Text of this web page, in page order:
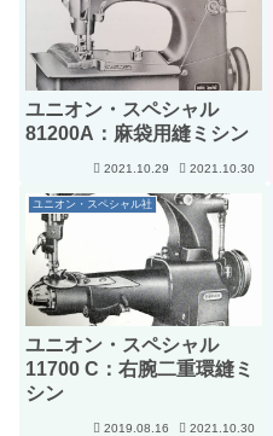
ユニオン・スペシャル
81200A：麻袋用縫ミシン
2021.10.29 2021.10.30
ユニオン・スペシャル社
ユニオン・スペシャル
11700 C：右腕二重環縫ミ
シン
2019.08.16 2021.10.30